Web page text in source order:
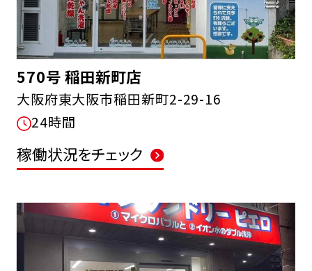
570号 稲田新町店
大阪府東大阪市稲田新町2-29-16
24時間
稼働状況をチェック